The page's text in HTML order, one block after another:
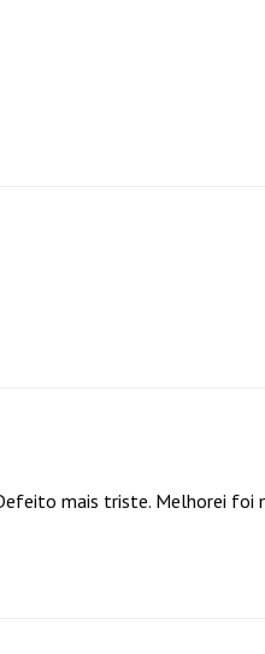
mais triste. Melhorei foi